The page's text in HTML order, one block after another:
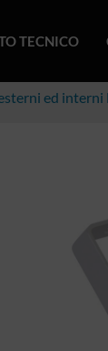
TECNICO
ed interni